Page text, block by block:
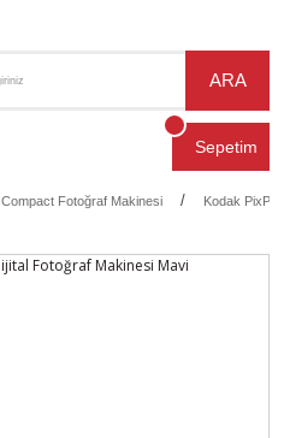
ARA
Sepetim
Compact Fotoğraf Makinesi Kodak